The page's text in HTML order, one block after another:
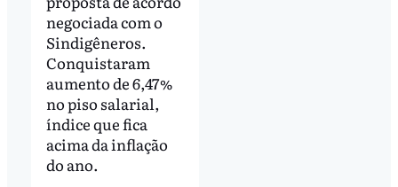
negociada com o
Sindigêneros.
Conquistaram
aumento de 6,47%
no piso salarial,
índice que fica
acima da inflação
do ano.